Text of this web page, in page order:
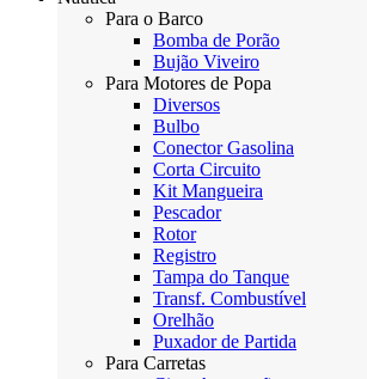
Para o Barco
Bomba de Porão
Bujão Viveiro
Para Motores de Popa
Diversos
Bulbo
Conector Gasolina
Corta Circuito
Kit Mangueira
Pescador
Rotor
Registro
Tampa do Tanque
Transf. Combustível
Orelhão
Puxador de Partida
Para Carretas